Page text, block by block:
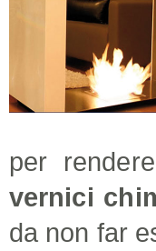
per
vernici
da non far